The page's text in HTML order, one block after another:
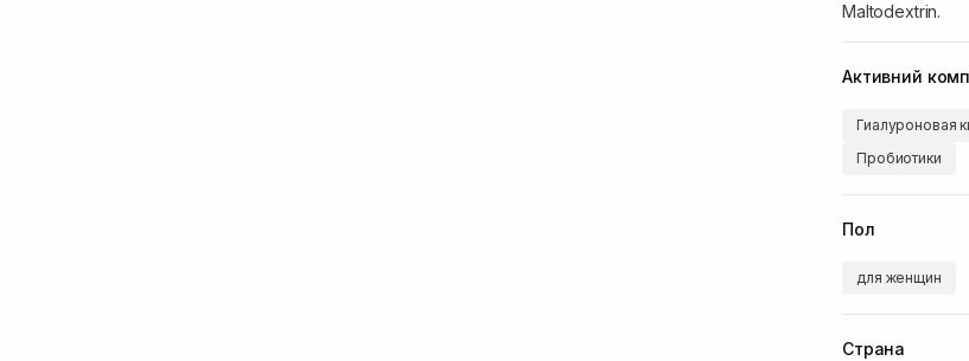
Maltodextrin.
Активний
Гиалуроновая
Пробиотики
Пол
для женщин
Страна